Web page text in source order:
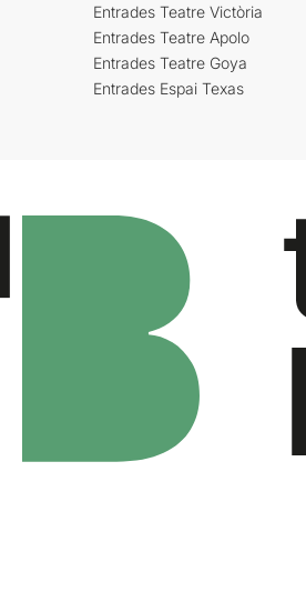
Entrades Teatre Victòria
Entrades Teatre Apolo
Entrades Teatre Goya
Entrades Espai Texas